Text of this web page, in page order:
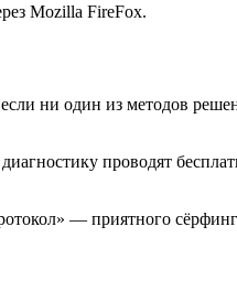
Mozilla FireFox.
ни один из методов
проводят
— приятного